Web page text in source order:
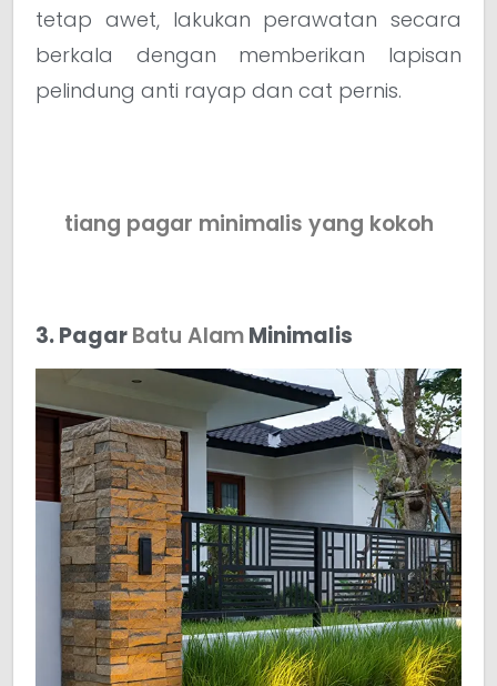
tetap awet, lakukan perawatan secara
berkala dengan memberikan lapisan
pelindung anti rayap dan cat pernis.
tiang pagar minimalis yang kokoh
3. PagarBatu AlamMinimalis